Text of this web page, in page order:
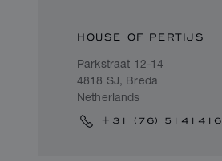
HOUSE OF PERTIJS
Parkstraat 12-14
4818 SJ, Breda
Netherlands
+31 (76) 5141416